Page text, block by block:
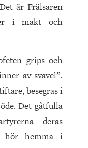
är Frälsaren
i makt och
grips och
av svavel”.
besegras i
Det gåtfulla
deras
hör hemma i